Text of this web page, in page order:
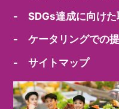
- SDGs達成に向けた
- ケータリングでの
- サイトマップ